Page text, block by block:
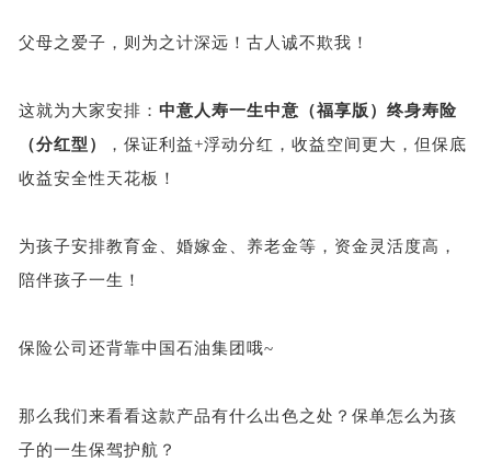
父母之爱子，则为之计深远！古人诚不欺我！
这就为大家安排： 中意人寿一生中意（福享版）终身寿险
（分红型）
，保证利益+浮动分红，收益空间更大，但保底
收益安全性天花板！
为孩子安排教育金、婚嫁金、养老金等，资金灵活度高，
陪伴孩子一生！
保险公司还背靠中国石油集团哦~
那么我们来看看这款产品有什么出色之处？保单怎么为孩
子的一生保驾护航？